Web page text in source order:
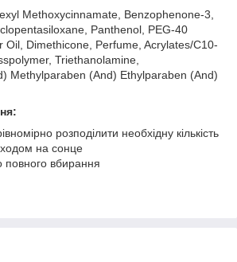
Methoxycinnamate, Benzophenone-3,
Panthenol, PEG-40
Oil, Dimethicone, Perfume, Acrylates/C10-
Triethanolamine,
Methylparaben (And) Ethylparaben (And)
розподілити необхідну кількість
на сонце
вбирання